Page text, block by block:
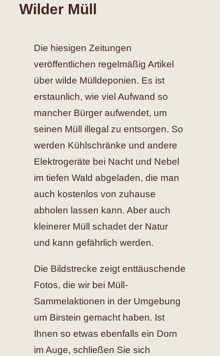
Spenden
Kontakt
Wilder Müll
Die hiesigen Zeitungen
veröffentlichen regelmäßig Artikel
über wilde Mülldeponien. Es ist
erstaunlich, wie viel Aufwand so
mancher Bürger aufwendet, um
seinen Müll illegal zu entsorgen. So
werden Kühlschränke und andere
Elektrogeräte bei Nacht und Nebel
im tiefen Wald abgeladen, die man
auch kostenlos von zuhause
abholen lassen kann. Aber auch
kleinerer Müll schadet der Natur
und kann gefährlich werden.
Die Bildstrecke zeigt enttäuschende
Fotos, die wir bei Müll-
Sammelaktionen in der Umgebung
um Birstein gemacht haben. Ist
Ihnen so etwas ebenfalls ein Dorn
im Auge, schließen Sie sich